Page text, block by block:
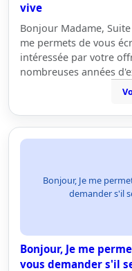
vive
Bonjour Madame,
me permets de vous
intéressée par votre
nombreuses années
Bonjour, Je me
demander s'il
Bonjour, Je me
vous demander s'il